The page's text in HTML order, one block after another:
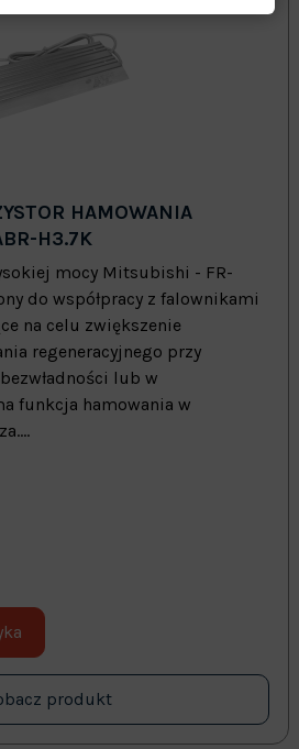
HAMOWANIA
H3.7K
mocy Mitsubishi - FR-
do współpracy z falownikami
na celu zwiększenie
regeneracyjnego przy
lub w
funkcja hamowania w
produkt